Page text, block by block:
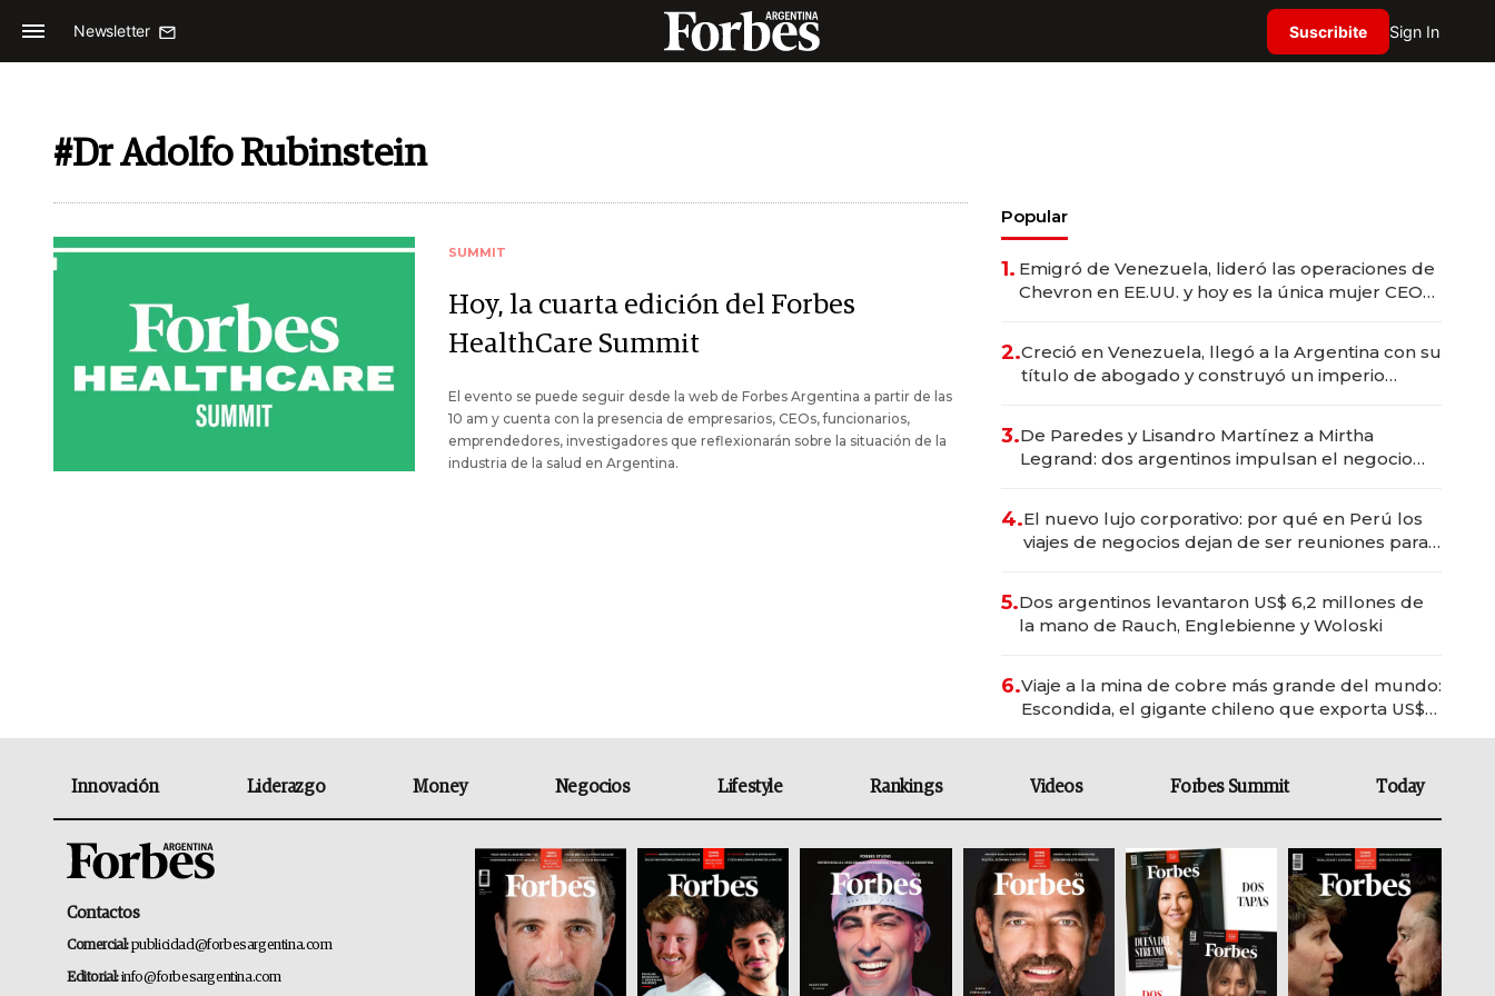
Newsletter Suscribite Sign In
#Dr Adolfo Rubinstein
SUMMIT
Hoy, la cuarta edición del Forbes
HealthCare Summit
El evento se puede seguir desde la web de Forbes Argentina a partir de las
10 am y cuenta con la presencia de empresarios, CEOs, funcionarios,
emprendedores, investigadores que reflexionarán sobre la situación de la
industria de la salud en Argentina.
Popular
1. Emigró de Venezuela, lideró las operaciones de
Chevron en EE.UU. y hoy es la única mujer CEO
2.Creció en Venezuela, llegó a la Argentina con su
título de abogado y construyó un imperio
3.De Paredes y Lisandro Martínez a Mirtha
Legrand: dos argentinos impulsan el negocio
4.El nuevo lujo corporativo: por qué en Perú los
viajes de negocios dejan de ser reuniones para
5.Dos argentinos levantaron US$ 6,2 millones de
la mano de Rauch, Englebienne y Woloski
6.Viaje a la mina de cobre más grande del mundo:
Escondida, el gigante chileno que exporta US$
Innovación Liderazgo Money Negocios Lifestyle Rankings Videos Forbes Summit Today
Contactos
Comercial:publicidad@forbesargentina.com
Editorial:info@forbesargentina.com